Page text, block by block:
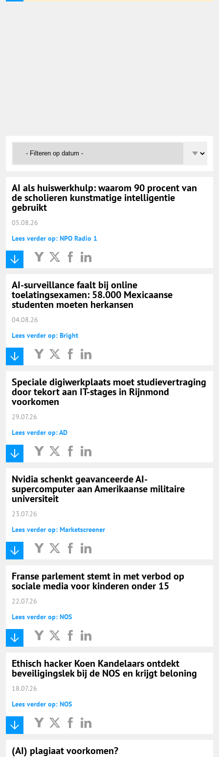
Yurls.net
Vacaturewijzer Basisonderwijs
AI als huiswerkhulp: waarom 90 procent van
de scholieren kunstmatige intelligentie
gebruikt
05.08.26
Lees verder op: NPO Radio 1
AI-surveillance faalt bij online
toelatingsexamen: 58.000 Mexicaanse
studenten moeten herkansen
04.08.26
Lees verder op: Bright
Speciale digiwerkplaats moet studievertraging
door tekort aan IT-stages in Rijnmond
voorkomen
29.07.26
Lees verder op: AD
Nvidia schenkt geavanceerde AI-
supercomputer aan Amerikaanse militaire
universiteit
23.07.26
Lees verder op: Marketscreener
Franse parlement stemt in met verbod op
sociale media voor kinderen onder 15
22.07.26
Lees verder op: NOS
Ethisch hacker Koen Kandelaars ontdekt
beveiligingslek bij de NOS en krijgt beloning
18.07.26
Lees verder op: NOS
(AI) plagiaat voorkomen?